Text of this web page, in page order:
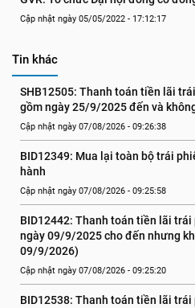
Cập nhật ngày 05/05/2022 - 17:12:17
Tin khác
SHB12505: Thanh toán tiền lãi
gồm ngày 25/9/2025 đến và
Cập nhật ngày 07/08/2026 - 09:26:38
BID12349: Mua lại toàn bộ trái
hành
Cập nhật ngày 07/08/2026 - 09:25:58
BID12442: Thanh toán tiền lãi
ngày 09/9/2025 cho đến nhưng
09/9/2026)
Cập nhật ngày 07/08/2026 - 09:25:20
BID12538: Thanh toán tiền lãi